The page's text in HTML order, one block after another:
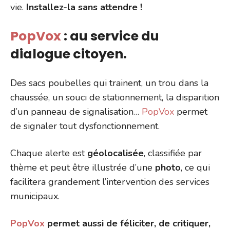
vie. Installez-la sans attendre !
PopVox: au service du
dialogue citoyen.
Des sacs poubelles qui trainent, un trou dans la
chaussée, un souci de stationnement, la disparition
d’un panneau de signalisation… PopVox permet
de signaler tout dysfonctionnement.
Chaque alerte est géolocalisée, classifiée par
thème et peut être illustrée d’une photo, ce qui
facilitera grandement l’intervention des services
municipaux.
PopVox permet aussi de féliciter, de critiquer,